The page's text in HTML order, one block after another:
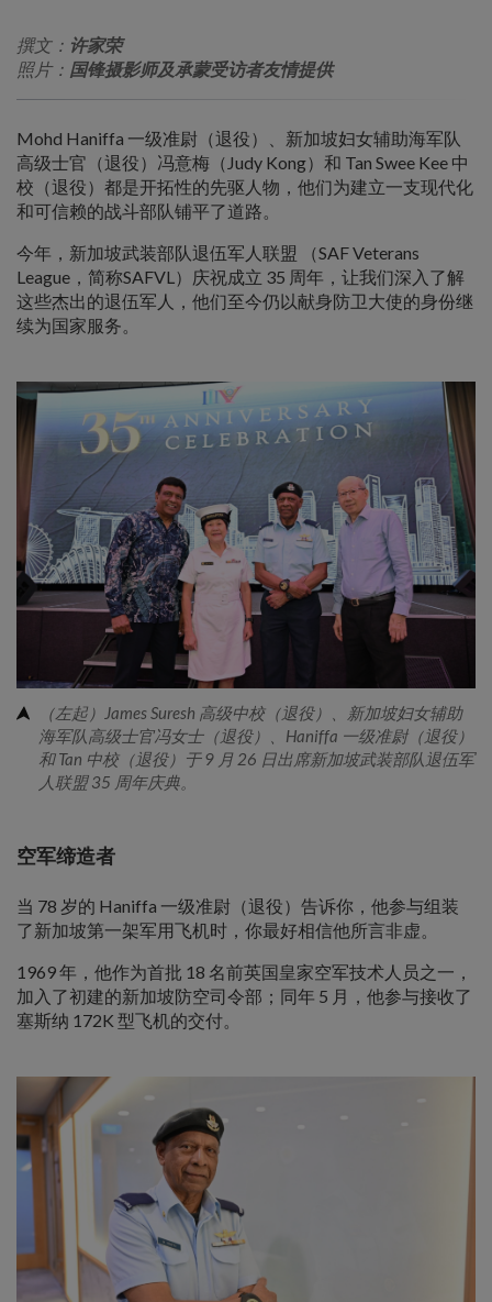
撰文： 许家荣
照片： 国锋摄影师及承蒙受访者友情提供
Mohd Haniffa 一级准尉（退役）、新加坡妇女辅助海军队
高级士官（退役）冯意梅（Judy Kong）和 Tan Swee Kee 中
校（退役）都是开拓性的先驱人物，他们为建立一支现代化
和可信赖的战斗部队铺平了道路。
今年，新加坡武装部队退伍军人联盟 （SAF Veterans
League，简称SAFVL）庆祝成立 35 周年，让我们深入了解
这些杰出的退伍军人，他们至今仍以献身防卫大使的身份继
续为国家服务。
（左起）James Suresh 高级中校（退役）、新加坡妇女辅助
海军队高级士官冯女士（退役）、Haniffa 一级准尉（退役）
和 Tan 中校（退役）于 9 月 26 日出席新加坡武装部队退伍军
人联盟 35 周年庆典。
空军缔造者
当 78 岁的 Haniffa 一级准尉（退役）告诉你，他参与组装
了新加坡第一架军用飞机时，你最好相信他所言非虚。
1969 年，他作为首批 18 名前英国皇家空军技术人员之一，
加入了初建的新加坡防空司令部；同年 5 月，他参与接收了
塞斯纳 172K 型飞机的交付。